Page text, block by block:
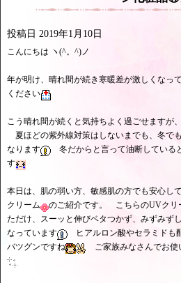
投稿日 2019年1月10日
こんにちは ヽ(^。^)ノ
年が明け、晴れ間が続き寒暖差が激しくなっ
ください
こう晴れ間が続くと気持ちよく過ごせますが
夏ほどの紫外線対策はしないまでも、冬で
なります
冬だからと言って油断している
す
本日は、肌の弱い方、敏感肌の方でも安心し
クリーム
のご紹介です。 こちらのUVクリ
ただけ、スーッと伸びベタつかず、みずみず
なっています
ヒアルロン酸やセラミドも
バツグンですね
ご家族みなさんでお使